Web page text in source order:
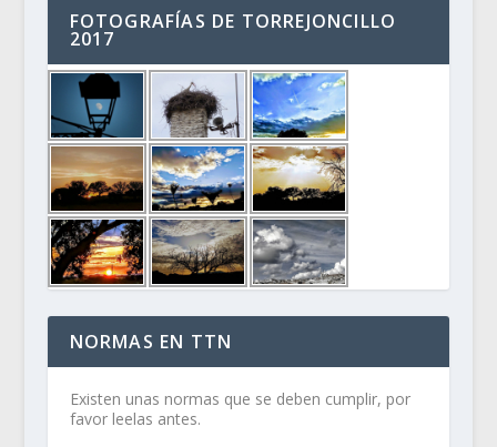
FOTOGRAFÍAS DE TORREJONCILLO
2017
NORMAS EN TTN
Existen unas normas que se deben cumplir, por
favor leelas antes.